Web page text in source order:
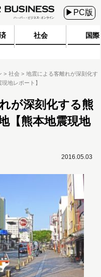
▶PC版
社会 国際
社会
地震による客離れが深刻化す
地レポート】
が深刻化する熊
【熊本地震現地
2016.05.03